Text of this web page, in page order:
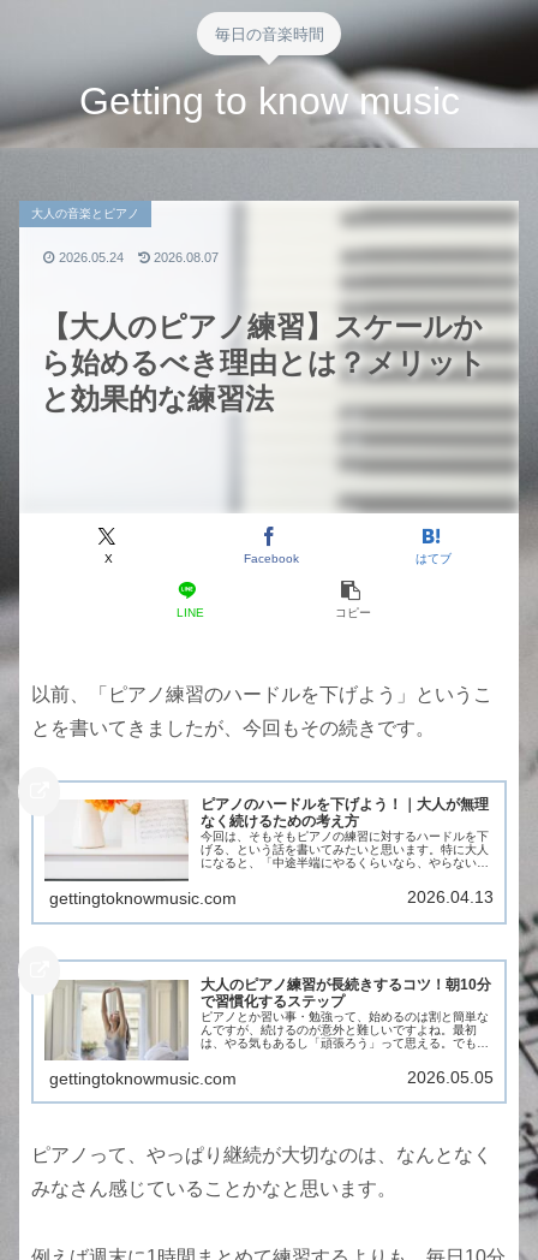
毎日の音楽時間
Getting to know music
【大人のピアノ練習】スケールか
ら始めるべき理由とは？メリット
と効果的な練習法
大人の音楽とピアノ
X Facebook はてブ
LINE コピー
2026.05.24 2026.08.07
以前、「ピアノ練習のハードルを下げよう」というこ
とを書いてきましたが、今回もその続きです。
ピアノのハードルを下げよう！｜大人が無理
なく続けるための考え方
今回は、そもそもピアノの練習に対するハードルを下
げる、という話を書いてみたいと思います。特に大人
になると、「中途半端にやるくらいなら、やらない方
よね。また、いざ始めようとすると、最初の一歩に
す...
gettingtoknowmusic.com 2026.04.13
大人のピアノ練習が長続きするコツ！朝10分
で習慣化するステップ
ピアノとか習い事・勉強って、始めるのは割と簡単な
んですが、続けるのが意外と難しいですよね。最初
は、やる気もあるし「頑張ろう」って思える。でも、
なってしまったり、帰るころにはもう疲れていたり、
「...
gettingtoknowmusic.com 2026.05.05
ピアノって、やっぱり継続が大切なのは、なんとなく
みなさん感じていることかなと思います。